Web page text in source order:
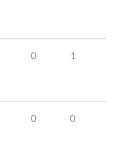
0 1
0 0